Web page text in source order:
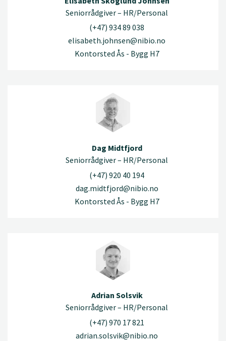
Seniorrådgiver – HR/Personal
(+47) 934 89 038
elisabeth.johnsen@nibio.no
Kontorsted Ås - Bygg H7
Dag Midtfjord
Seniorrådgiver – HR/Personal
(+47) 920 40 194
dag.midtfjord@nibio.no
Kontorsted Ås - Bygg H7
Adrian Solsvik
Seniorrådgiver – HR/Personal
(+47) 970 17 821
adrian.solsvik@nibio.no